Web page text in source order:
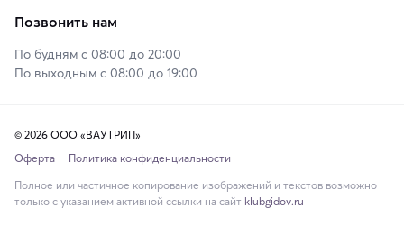
Позвонить нам
По будням с 08:00 до 20:00
По выходным с 08:00 до 19:00
© 2026 ООО «ВАУТРИП»
Оферта
Политика конфиденциальности
Полное или частичное копирование изображений и текстов возможно
только с указанием активной ссылки на сайт klubgidov.ru